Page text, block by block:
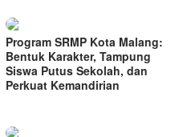
Program SRMP Kota Malang:
Bentuk Karakter, Tampung
Siswa Putus Sekolah, dan
Perkuat Kemandirian